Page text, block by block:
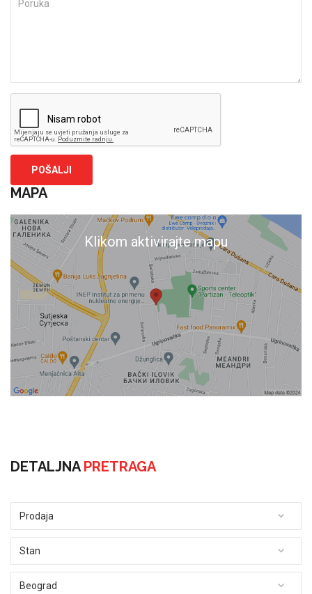
MAPA
Klikom aktivirajte mapu
DETALJNAPRETRAGA
Prodaja
Stan
Beograd